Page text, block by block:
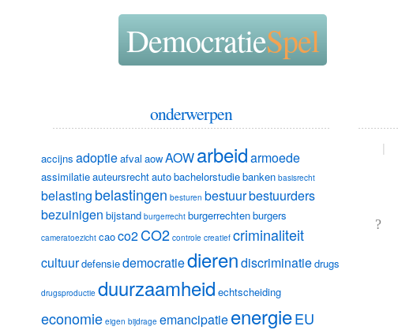
DemocratieSpel
onderwerpen
accijns adoptieafval aowAOWarbeidarmoede
assimilatieauteursrechtautobachelorstudiebanken basisrecht
belasting belastingen besturen bestuurbestuurders
bezuinigen bijstand burgerrecht burgerrechtenburgers
cameratoezicht caoco2CO2 controle creatief criminaliteit
cultuurdefensiedemocratiedierendiscriminatiedrugs
drugsproductie duurzaamheid echtscheiding
economie eigen bijdrage emancipatieenergieEU
|
?